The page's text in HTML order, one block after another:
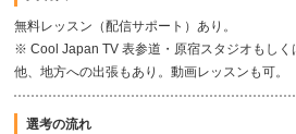
無料レッスン（配信サポート）あり。
※ Cool Japan TV 表参道・原宿スタジオもしく
他、地方への出張もあり。動画レッスンも可。
選考の流れ